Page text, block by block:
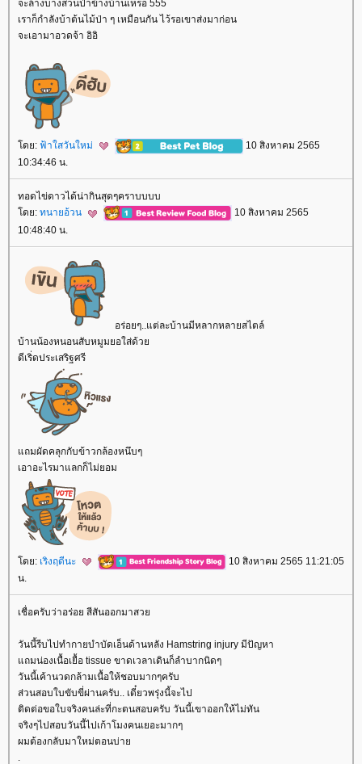
จะล้างบางสวนป่าข้างบ้านเหรอ 555
เราก็กำลังบ้าต้นไม้ป่า ๆ เหมือนกัน ไว้รอเขาส่งมาก่อน
จะเอามาอวดจ้า อิอิ
ดย: ฟ้าใสวันใหม่
10 สิงหาคม 2565
10:34:46 น.
ทอดไข่ดาวได้น่ากินสุดๆคราบบบบ
ดย: ทนายอ้วน
10 สิงหาคม 2565
10:48:40 น.
อร่อยๆ..แต่ละบ้านมีหลากหลายสไตล์
บ้านน้องหนอนสับหมูมยอใส่ด้ว
ดีเริ่ดประเสริฐศรี
ถมผัดคลุกกับข้าวกล้องหนึบๆ
เอาอะไรมาแลกก็ไม่ยอม
ดย: เริงฤดีนะ
10 สิงหาคม 2565 11:21:05
น.
เชื่อครับว่าอร่อย สีสันออกมาสว
วันนี้รีบไปทำกายบำบัดเอ็นด้านหลัง Hamstring injury มีปัญหา
ถมน่องเนื้อเยื้อ tissue ขาดเวลาเดินก็ลำบากนิดๆ
วันนี้เค้านวดกล้ามเนื้อให้ชอบมากๆครับ
ส่วนสอบใบขับขี่ผ่านครับ.. เดี๋ยวพรุ่งนี้จะไป
ติดต่อขอใบจริงคนล่ะที่กะตนสอบครับ วันนี้เขาออกให้ไม่ทัน
จริงๆไปสอบวันนี้ไปเก้าโมงคนเยอะมากๆ
ผมต้องกลับมาใหม่ตอนบ่า
.